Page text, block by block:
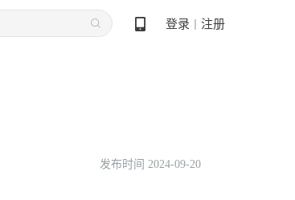
登录 注册
发布时间 2024-09-20